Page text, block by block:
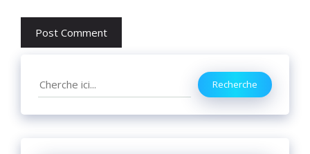
Search Recherche